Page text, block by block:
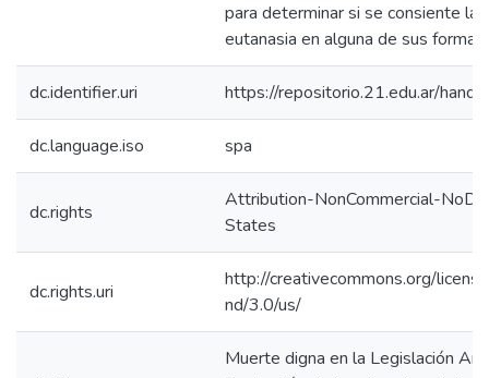
para determinar si se consiente la
eutanasia en alguna de sus formas.
dc.identifier.uri https://repositorio.21.edu.ar/
dc.language.iso spa
dc.rights
Attribution-NonCommercial-
States
dc.rights.uri
http://creativecommons.org/
nd/3.0/us/
Muerte digna en la Legislación